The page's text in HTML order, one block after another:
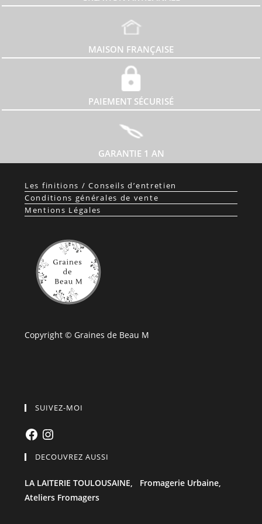
MAISON FRANÇAISE
PAIEMENT SÉCURISÉ
GARANTIE 1 AN
Les finitions / Conseils d’entretien
Conditions générales de vente
Mentions Légales
Copyright © Graines de Beau M
SUIVEZ-MOI
FacebookInstagram
DECOUVREZ AUSSI
LA LAITERIE TOULOUSAINE, Fromagerie Urbaine,
Ateliers Fromagers